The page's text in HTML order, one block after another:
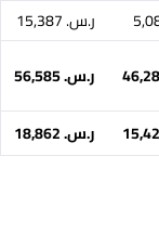
ر.س.‏ 15,387
ر.س.‏ 56,585
ر.س.‏ 18,862